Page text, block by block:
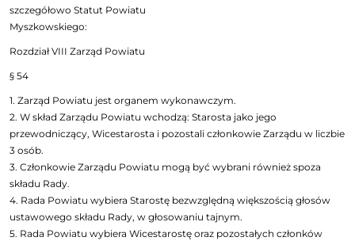
szczegółowo Statut Powiatu
Myszkowskiego:
Rozdział VIII Zarząd Powiatu
§ 54
1. Zarząd Powiatu jest organem wykonawczym.
2. W skład Zarządu Powiatu wchodzą: Starosta jako jego
przewodniczący, Wicestarosta i pozostali członkowie Zarządu w liczbie
3 osób.
3. Członkowie Zarządu Powiatu mogą być wybrani również spoza
składu Rady.
4. Rada Powiatu wybiera Starostę bezwzględną większością głosów
ustawowego składu Rady, w głosowaniu tajnym.
5. Rada Powiatu wybiera Wicestarostę oraz pozostałych członków